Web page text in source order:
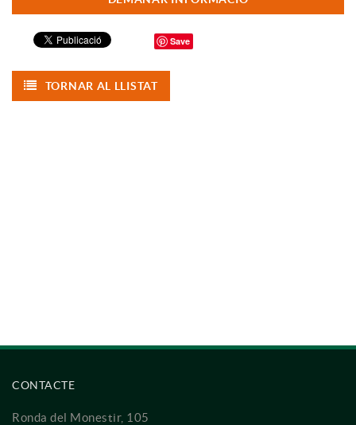
Save
TORNAR AL LLISTAT
CONTACTE
Ronda del Monestir, 105